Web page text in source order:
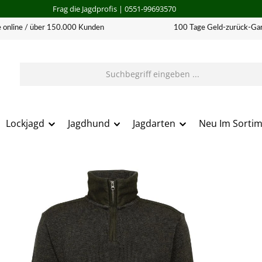
Frag die Jagdprofis| 0551-99693570
online / über 150.000 Kunden 100 Tage Geld-zurück-
Lockjagd Jagdhund Jagdarten Neu Im